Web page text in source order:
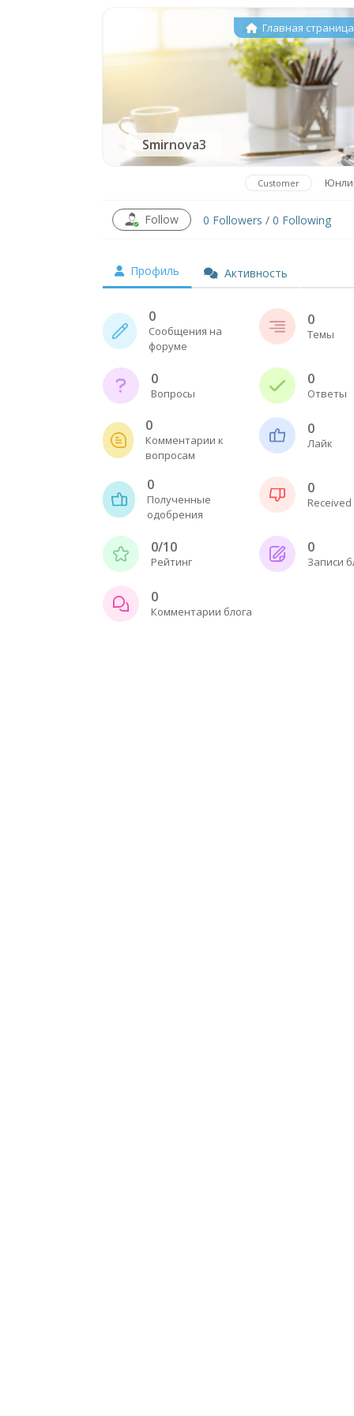
Smirnova3
Главная
Customer
Follow 0 Followers / 0 Following
Профиль Активность
0
Сообщения на
форуме
0
Темы
0
Вопросы
0
Ответы
0
Комментарии к
вопросам
0
Лайк
0
Полученные
одобрения
0
0/10
Рейтинг
0
Записи
0
Комментарии блога